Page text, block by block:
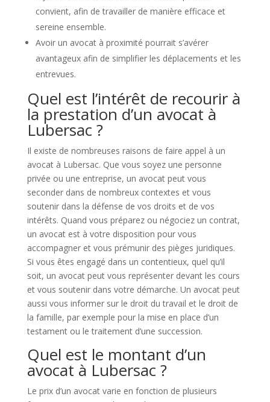
convient, afin de travailler de manière efficace et
sereine ensemble.
Avoir un avocat à proximité pourrait s’avérer
avantageux afin de simplifier les déplacements et les
entrevues.
Quel est l’intérêt de recourir à
la prestation d’un avocat à
Lubersac ?
Il existe de nombreuses raisons de faire appel à un
avocat à Lubersac. Que vous soyez une personne
privée ou une entreprise, un avocat peut vous
seconder dans de nombreux contextes et vous
soutenir dans la défense de vos droits et de vos
intérêts. Quand vous préparez ou négociez un contrat,
un avocat est à votre disposition pour vous
accompagner et vous prémunir des pièges juridiques.
Si vous êtes engagé dans un contentieux, quel qu’il
soit, un avocat peut vous représenter devant les cours
et vous soutenir dans votre démarche. Un avocat peut
aussi vous informer sur le droit du travail et le droit de
la famille, par exemple pour la mise en place d’un
testament ou le traitement d’une succession.
Quel est le montant d’un
avocat à Lubersac ?
Le prix d’un avocat varie en fonction de plusieurs